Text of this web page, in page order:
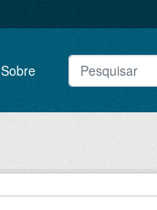
Sobre